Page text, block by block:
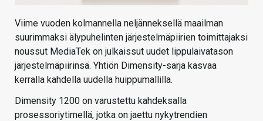
Viime vuoden kolmannella neljänneksellä maailman
suurimmaksi älypuhelinten järjestelmäpiirien toimittajaksi
noussut MediaTek on julkaissut uudet lippulaivatason
järjestelmäpiirinsä. Yhtiön Dimensity-sarja kasvaa
kerralla kahdella uudella huippumallilla.
Dimensity 1200 on varustettu kahdeksalla
prosessoriytimellä, jotka on jaettu nykytrendien